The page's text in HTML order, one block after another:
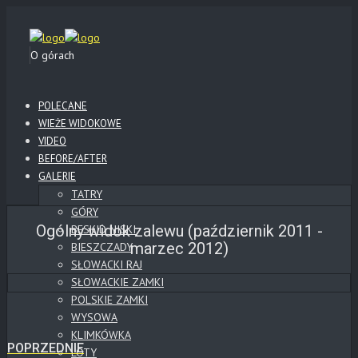
O górach
POLECANE
WIEŻE WIDOKOWE
VIDEO
BEFORE/AFTER
GALERIE
TATRY
GÓRY
BESKID NISKI
BIESZCZADY
SŁOWACKI RAJ
SŁOWACKIE ZAMKI
POLSKIE ZAMKI
WYSOWA
KLIMKÓWKA
LOTY
Ogólny widok zalewu (październik 2011 -
marzec 2012)
POPRZEDNIE